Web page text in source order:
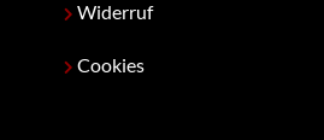
Widerruf
Cookies